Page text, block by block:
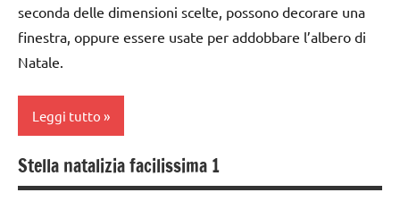
anni
decorazioni
natalizie
FESTE
DELL'ANNO
Inverno
lavoretti
per
Natale
STAGIONI
ARGOMENTI
PER ETA'
6
anni
dai
decorazioni
natalizie
seconda delle dimensioni scelte, possono decorare una
finestra, oppure essere usate per addobbare l’albero di
Natale.
Leggi tutto
carta
Stella natalizia facilissima 1